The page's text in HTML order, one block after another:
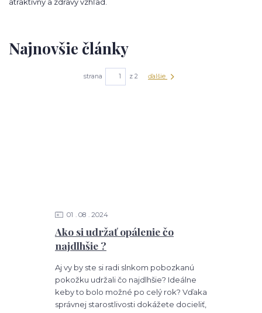
Najnovšie články
strana z 2 ďalšie
Ako si udržať opálenie čo
najdlhšie ?
01 08 2024
Aj vy by ste si radi slnkom pobozkanú
pokožku udržali čo najdlhšie? Ideálne
keby to bolo možné po celý rok? Vďaka
správnej starostlivosti dokážete docieliť,